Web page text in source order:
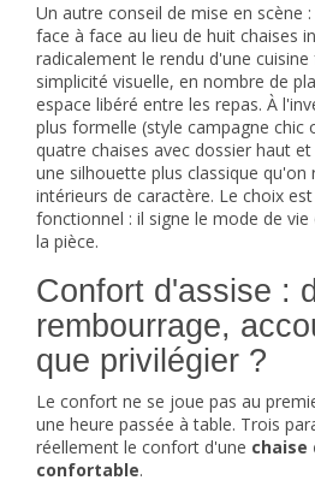
Un autre conseil de mise en scène
face à face au lieu de huit chaises
radicalement le rendu d'une
simplicité visuelle, en nombre de
espace libéré entre les repas. À
plus formelle (style campagne chic
quatre chaises avec dossier haut
une silhouette plus classique qu'on
intérieurs de caractère. Le choix
fonctionnel : il signe le mode de
la pièce.
Confort d'assise :
rembourrage,
que privilégier ?
Le confort ne se joue pas au
une heure passée à table. Trois
réellement le confort d'une chaise
confortable.